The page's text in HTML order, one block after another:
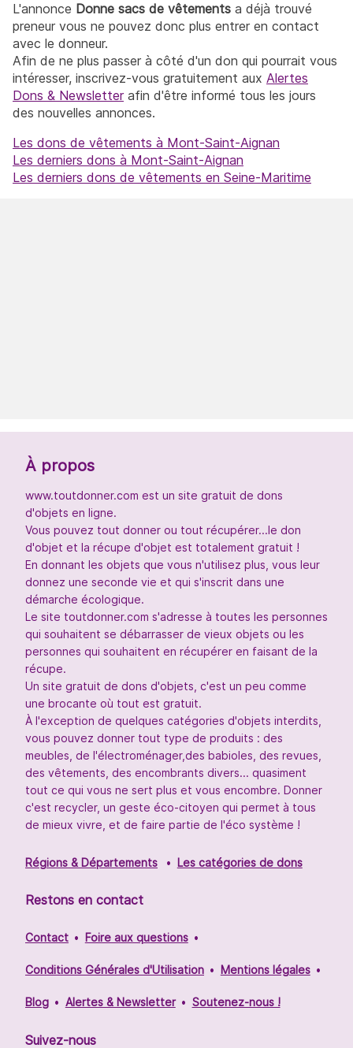
L'annonce Donne sacs de vêtements a déjà trouvé
preneur vous ne pouvez donc plus entrer en contact
avec le donneur.
Afin de ne plus passer à côté d'un don qui pourrait vous
intéresser, inscrivez-vous gratuitement aux Alertes
Dons & Newsletterafin d'être informé tous les jours
des nouvelles annonces.
Les dons de vêtements à Mont-Saint-Aignan
Les derniers dons à Mont-Saint-Aignan
Les derniers dons de vêtements en Seine-Maritime
À propos
www.toutdonner.com est un site gratuit de dons
d'objets en ligne.
Vous pouvez tout donner ou tout récupérer...le don
d'objet et la récupe d'objet est totalement gratuit !
En donnant les objets que vous n'utilisez plus, vous leur
donnez une seconde vie et qui s'inscrit dans une
démarche écologique.
Le site toutdonner.com s'adresse à toutes les personnes
qui souhaitent se débarrasser de vieux objets ou les
personnes qui souhaitent en récupérer en faisant de la
récupe.
Un site gratuit de dons d'objets, c'est un peu comme
une brocante où tout est gratuit.
À l'exception de quelques catégories d'objets interdits,
vous pouvez donner tout type de produits : des
meubles, de l'électroménager,des babioles, des revues,
des vêtements, des encombrants divers... quasiment
tout ce qui vous ne sert plus et vous encombre. Donner
c'est recycler, un geste éco-citoyen qui permet à tous
de mieux vivre, et de faire partie de l'éco système !
Régions & Départements Les catégories de dons
Restons en contact
Contact Foire aux questions
Conditions Générales d'Utilisation Mentions légales
Blog Alertes & Newsletter Soutenez-nous !
Suivez-nous